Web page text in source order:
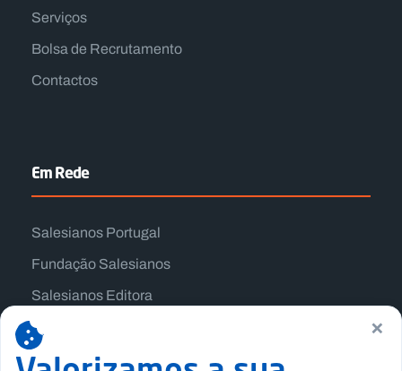
Serviços
Bolsa de Recrutamento
Contactos
Em Rede
Salesianos Portugal
Fundação Salesianos
Salesianos Editora
Família Salesiana
Missão Dom Bosco
×